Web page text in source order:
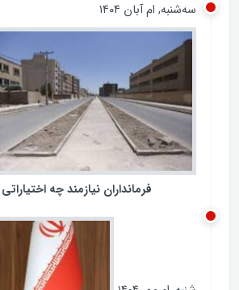
ردپای مجلس در مبارزه با
سه‌شنبه, ام آبان ۱۴۰۴
فرمانداران نیازمند چه